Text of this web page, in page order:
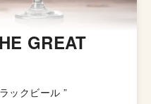
GREAT
ックビール ”